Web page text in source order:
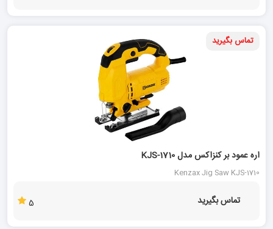
تماس بگیرید
اره عمود بر کنزاکس مدل KJS-1710
Kenzax Jig Saw KJS-1710
تماس بگیرید 5